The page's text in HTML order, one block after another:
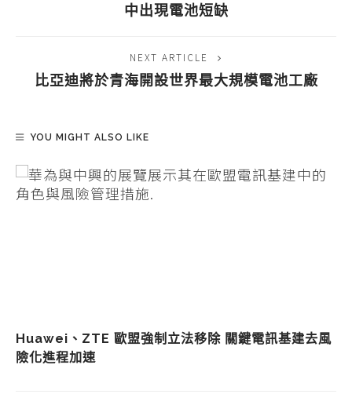
中出現電池短缺
NEXT ARTICLE
比亞迪將於青海開設世界最大規模電池工廠
YOU MIGHT ALSO LIKE
Huawei、ZTE 歐盟強制立法移除 關鍵電訊基建去風
險化進程加速